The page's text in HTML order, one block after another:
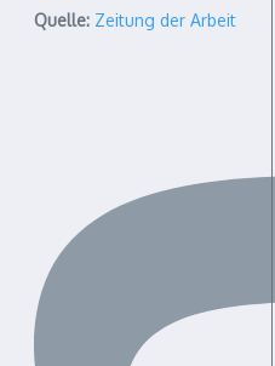
Quelle: Zeitung der Arbeit